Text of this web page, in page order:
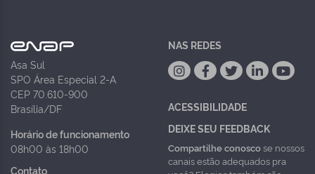
Asa Sul
SPO Área Especial 2-A
CEP 70.610-900
Brasília/DF
Horário de funcionamento
08h00 às 18h00
Contato
NAS REDES
ACESSIBILIDADE
DEIXE SEU FEEDBACK
Compartilhe conoscose nossos
canais estão adequados pra